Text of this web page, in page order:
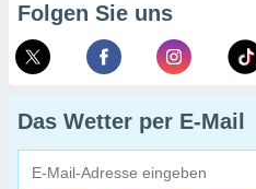
Folgen Sie uns
Das Wetter per E-Mail